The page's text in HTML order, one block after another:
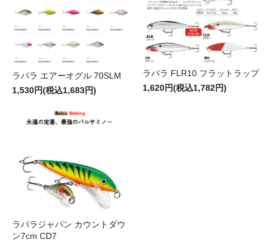
ラパラ エアーオグル 70SLM
1,530円(税込1,683円)
ラパラ FLR10 フラットラップ
1,620円(税込1,782円)
ラパラジャパン カウントダウ
ン7cm CD7